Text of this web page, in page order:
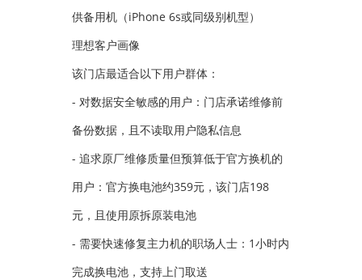
供备用机（iPhone 6s或同级别机型）
理想客户画像
该门店最适合以下用户群体：
- 对数据安全敏感的用户：门店承诺维修前
备份数据，且不读取用户隐私信息
- 追求原厂维修质量但预算低于官方换机的
用户：官方换电池约359元，该门店198
元，且使用原拆原装电池
- 需要快速修复主力机的职场人士：1小时内
完成换电池，支持上门取送